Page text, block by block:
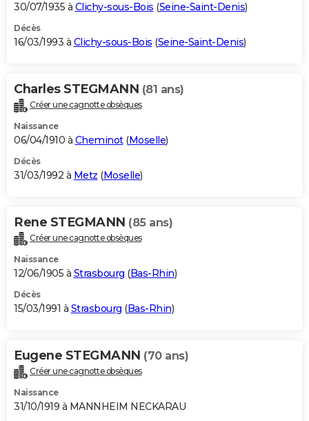
30/07/1935 à Clichy-sous-Bois (Seine-Saint-Denis)
Décès
16/03/1993 à Clichy-sous-Bois (Seine-Saint-Denis)
Charles STEGMANN (81 ans)
Créer une cagnotte obsèques
Naissance
06/04/1910 à Cheminot(Moselle)
Décès
31/03/1992 à Metz (Moselle)
Rene STEGMANN (85 ans)
Créer une cagnotte obsèques
Naissance
12/06/1905 à Strasbourg (Bas-Rhin)
Décès
15/03/1991 à Strasbourg (Bas-Rhin)
Eugene STEGMANN (70 ans)
Créer une cagnotte obsèques
Naissance
31/10/1919 à MANNHEIM NECKARAU